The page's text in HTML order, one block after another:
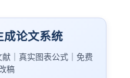
成论文系统
｜真实图表公式｜免费
稿